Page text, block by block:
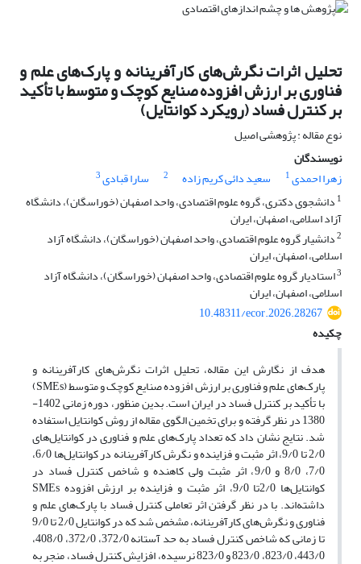
تحلیل اثرات نگرش‌های کارآفرینانه و پارک‌های علم و
فناوری بر ارزش افزوده صنایع کوچک و متوسط با تأکید
بر کنترل فساد (رویکرد کوانتایل)
نوع مقاله : پژوهشی اصیل
نویسندگان
زهرا احمدی1 سعید دائی کریم زاده 2 سارا قبادی3
1 دانشجوی دکتری، گروه علوم اقتصادی، واحد اصفهان (خوراسگان)، دانشگاه
آزاد اسلامی، اصفهان، ایران
2دانشیار گروه علوم اقتصادی، واحد اصفهان (خوراسگان)، دانشگاه آزاد
اسلامی، اصفهان، ایران
3استادیار گروه علوم اقتصادی، واحد اصفهان (خوراسگان)، دانشگاه آزاد
اسلامی، اصفهان، ایران
10.48311/ecor.2026.28267
چکیده
هدف از نگارش این مقاله، تحلیل اثرات نگرش‌های کارآفرینانه و
پارک‌های علم‌ و ‌فناوری بر ارزش افزوده صنایع کوچک و متوسط (SMEs
)
با تأکید بر کنترل فساد در ایران است. بدین منظور، دوره زمانی 1402-
1380 در نظر گرفته و برای تخمین الگوی مقاله از روش کوانتایل استفاده
شد. نتایج نشان داد که تعداد پارک‌های علم و فناوری در کوانتایل‌های
2/0 تا 9/0، اثر مثبت و فزاینده و نگرش کارآفرینانه در کوانتایل‌ها 6/0،
7/0، 8/0 و 9/0، اثر مثبت ولی کاهنده و شاخص کنترل فساد در
کوانتایل‌ها 2/0تا 9/0، اثر مثبت و فزاینده بر ارزش افزوده SMEs
داشته‌اند. با در نظر گرفتن اثر تعاملی کنترل فساد با پارک‌های علم و
فناوری و نگرش‌های کارآفرینانه، مشخص شد که در کوانتایل 2/0 تا 9/0
تا زمانی که شاخص کنترل فساد به حد آستانه 372/0، 372/0، 408/0،
443/0، 823/0، 823/0 و 823/0 نرسیده، افزایش کنترل فساد، منجر به